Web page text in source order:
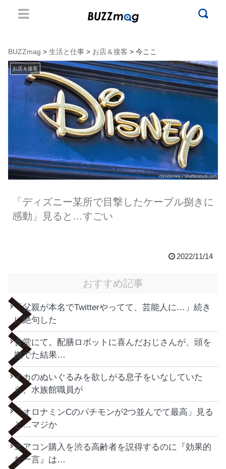
BUZZmag > 生活と仕事 > お店＆接客 > 今ここ
お店＆接客
「ディズニー某所で目撃したケーブル捌きに
感動」見ると…すごい
2022/11/14
おすすめ記事
「父親が本名でTwitterやってて、芸能人に…」続き
に絶句した
食堂にて。配膳ロボットに喜んだおじさんが、頭を
撫でた結果…
イカのぬいぐるみを欲しがる息子をいなしていた
ら、水族館職員が
「オロナミンCのパチモンが2つ並んでて最高」見る
と…マジか
エアコン購入を渋る高齢者を説得するのに『効果的
な一言』は…